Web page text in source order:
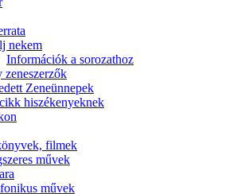
nekem
Információk a sorozathoz
zeneszerzők
Zeneünnepek
hiszékenyeknek
filmek
művek
művek